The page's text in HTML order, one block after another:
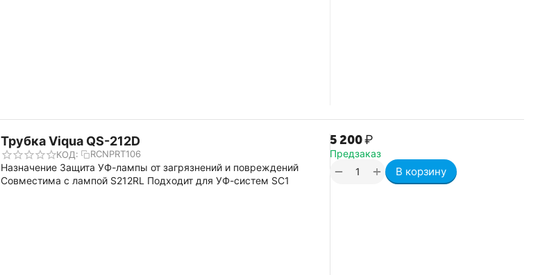
Трубка Viqua QS-212D
КОД: RCNPRT106
Назначение Защита УФ-лампы от загрязнений и повреждений
Совместима с лампой S212RL Подходит для УФ-систем SC1
5 200₽
Предзаказ
+
− В корзину